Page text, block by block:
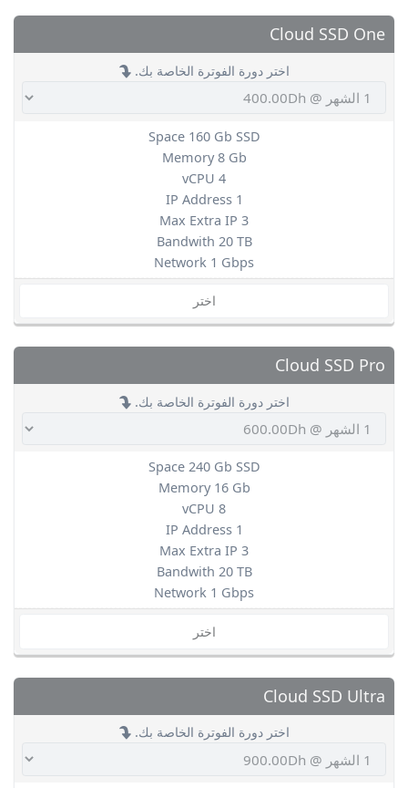
Cloud SSD One
اختر دورة الفوترة الخاصة بك.
Space 160 Gb SSD
Memory 8 Gb
vCPU 4
IP Address 1
Max Extra IP 3
Bandwith 20 TB
Network 1 Gbps
اختر
Cloud SSD Pro
اختر دورة الفوترة الخاصة بك.
Space 240 Gb SSD
Memory 16 Gb
vCPU 8
IP Address 1
Max Extra IP 3
Bandwith 20 TB
Network 1 Gbps
اختر
Cloud SSD Ultra
اختر دورة الفوترة الخاصة بك.